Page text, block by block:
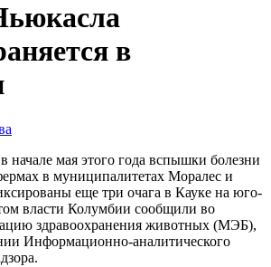
в
начале мая этого года вспышки болезни
в муниципалитетах Mоралес и
еще три очага в Кауке на юго-
власти Колумбии сообщили во
здравоохранения животных (МЭБ),
Информационно-аналитического